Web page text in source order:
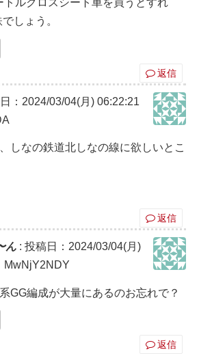
トルクロスシート車を買うとすれ
しょう。
返信
：2024/03/04(月) 06:22:21
しなの鉄道北しなの線に欲しいとこ
返信
ん : 投稿日：2024/03/04(月)
MwNjY2NDY
GG編成が大量にあるのお忘れで？
返信